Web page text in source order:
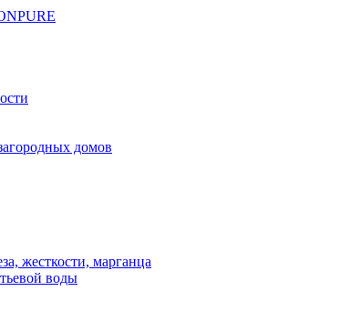
домов
жесткости, марганца
воды